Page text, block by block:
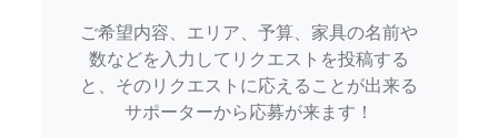
ご希望内容、エリア、予算、家具の名前や
数などを入力してリクエストを投稿する
と、そのリクエストに応えることが出来る
サポーターから応募が来ます！